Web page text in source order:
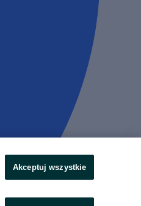
Akceptuj wszystkie